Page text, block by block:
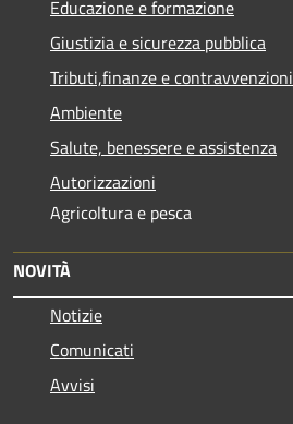
Educazione e formazione
Giustizia e sicurezza pubblica
Tributi,finanze e contravvenzioni
Ambiente
Salute, benessere e assistenza
Autorizzazioni
Agricoltura e pesca
NOVITÀ
Notizie
Comunicati
Avvisi